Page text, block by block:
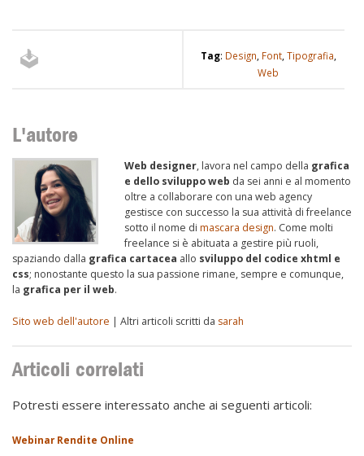
Tag: Design, Font, Tipografia,
Web
L'autore
Web designer, lavora nel campo della grafica
e dello sviluppo web da sei anni e al momento
oltre a collaborare con una web agency
gestisce con successo la sua attività di freelance
sotto il nome di mascara design. Come molti
freelance si è abituata a gestire più ruoli,
spaziando dalla grafica cartacea allo sviluppo del codice xhtml e
css; nonostante questo la sua passione rimane, sempre e comunque,
la grafica per il web.
Sito web dell'autore | Altri articoli scritti da sarah
Articoli correlati
Potresti essere interessato anche ai seguenti articoli:
Webinar Rendite Online